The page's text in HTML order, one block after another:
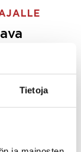
Tietoja
juuri